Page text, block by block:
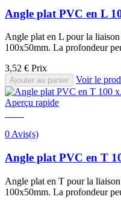
Angle plat PVC en L
Angle plat en L pour la
100x50mm. La profondeur
3,52 € Prix
Ajouter au panier Voir le
Aperçu rapide
0 Avis(s)
Angle plat PVC en T
Angle plat en T pour la
100x50mm. La profondeur